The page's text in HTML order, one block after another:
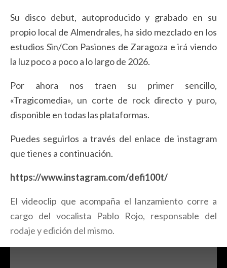
Su disco debut, autoproducido y grabado en su
propio local de Almendrales, ha sido mezclado en los
estudios Sin/Con Pasiones de Zaragoza e irá viendo
la luz poco a poco a lo largo de 2026.
Por ahora nos traen su primer sencillo,
«Tragicomedia», un corte de rock directo y puro,
disponible en todas las plataformas.
Puedes seguirlos a través del enlace de instagram
que tienes a continuación.
https://www.instagram.com/defi100t/
El videoclip que acompaña el lanzamiento corre a
cargo del vocalista Pablo Rojo, responsable del
rodaje y edición del mismo.